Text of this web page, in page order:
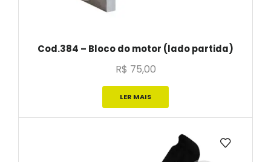
Cod.384 – Bloco do motor (lado partida)
R$ 75,00
LER MAIS